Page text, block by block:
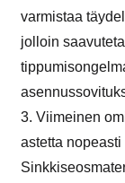
varmistaa
jolloin
3. Viimeinen
astetta